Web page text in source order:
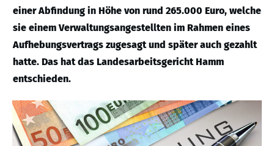
einer Abfindung in Höhe von rund 265.000 Euro, welche
sie einem Verwaltungsangestellten im Rahmen eines
Aufhebungsvertrags zugesagt und später auch gezahlt
hatte. Das hat das Landesarbeitsgericht Hamm
entschieden.